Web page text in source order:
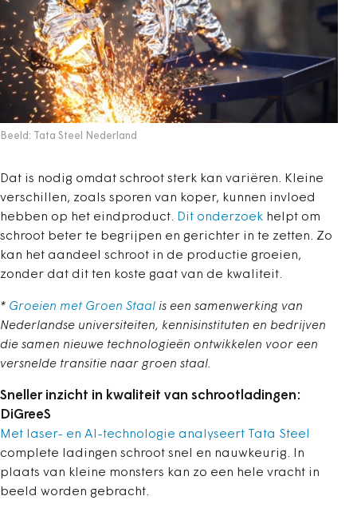
Beeld: Tata Steel Nederland
Dat is nodig omdat schroot sterk kan variëren. Kleine
verschillen, zoals sporen van koper, kunnen invloed
hebben op het eindproduct. Dit onderzoek helpt om
schroot beter te begrijpen en gerichter in te zetten. Zo
kan het aandeel schroot in de productie groeien,
zonder dat dit ten koste gaat van de kwaliteit.
* Groeien met Groen Staal is een samenwerking van
Nederlandse universiteiten, kennisinstituten en bedrijven
die samen nieuwe technologieën ontwikkelen voor een
versnelde transitie naar groen staal.
Sneller inzicht in kwaliteit van schrootladingen:
DiGreeS
Met laser- en AI-technologie analyseert Tata Steel
complete ladingen schroot snel en nauwkeurig. In
plaats van kleine monsters kan zo een hele vracht in
beeld worden gebracht.